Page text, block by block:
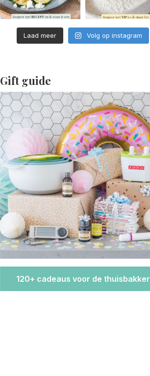
Laad meer Volg op instagram
Gift guide
120+ cadeaus voor de thuisbakker